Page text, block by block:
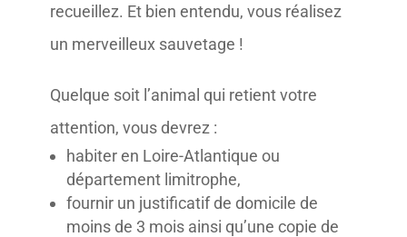
recueillez. Et bien entendu, vous réalisez
un merveilleux sauvetage !
Quelque soit l’animal qui retient votre
attention, vous devrez :
habiter en Loire-Atlantique ou
département limitrophe,
fournir un justificatif de domicile de
moins de 3 mois ainsi qu’une copie de